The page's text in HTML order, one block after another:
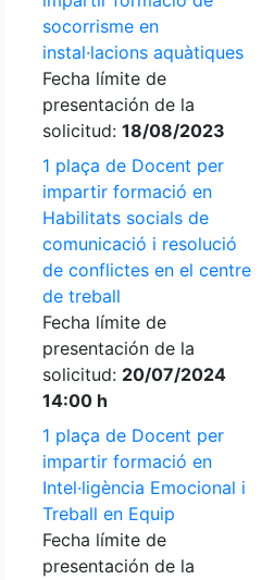
socorrisme en
instal·lacions aquàtiques
Fecha límite de
presentación de la
solicitud: 18/08/2023
1 plaça de Docent per
impartir formació en
Habilitats socials de
comunicació i resolució
de conflictes en el centre
de treball
Fecha límite de
presentación de la
solicitud: 20/07/2024
14:00 h
1 plaça de Docent per
impartir formació en
Intel·ligència Emocional i
Treball en Equip
Fecha límite de
presentación de la